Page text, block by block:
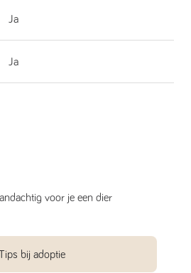
Ja
Ja
voor je een dier
bij adoptie